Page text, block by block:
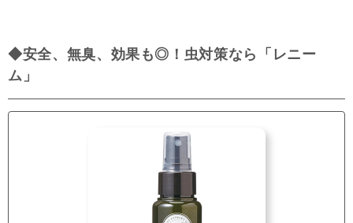
◆安全、無臭、効果も◎！虫対策なら「レニー
ム」